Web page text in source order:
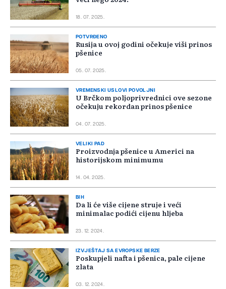
18. 07. 2025.
POTVRĐENO
Rusija u ovoj godini očekuje viši prinos
pšenice
05. 07. 2025.
VREMENSKI USLOVI POVOLJNI
U Brčkom poljoprivrednici ove sezone
očekuju rekordan prinos pšenice
04. 07. 2025.
VELIKI PAD
Proizvodnja pšenice u Americi na
historijskom minimumu
14. 04. 2025.
BIH
Da li će više cijene struje i veći
minimalac podići cijenu hljeba
23. 12. 2024.
IZVJEŠTAJ SA EVROPSKE BERZE
Poskupjeli nafta i pšenica, pale cijene
zlata
03. 12. 2024.